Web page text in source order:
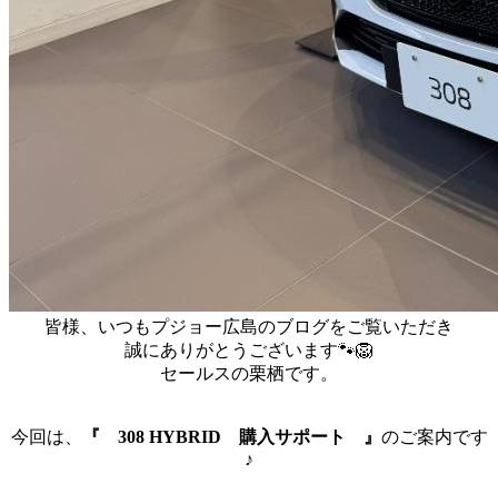
皆様、いつもプジョー広島のブログをご覧いただき
誠にありがとうございます🐾🦁
セールスの栗栖です。
今回は、 『 308 HYBRID 購入サポート 』 のご案内です
♪